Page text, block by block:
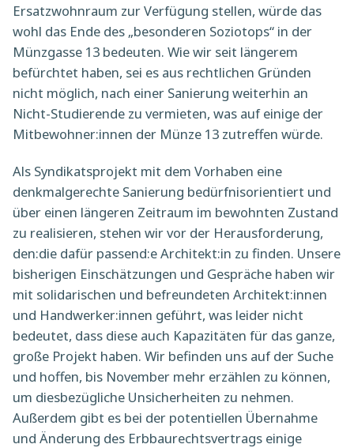
Ersatzwohnraum zur Verfügung stellen, würde das
wohl das Ende des „besonderen Soziotops“ in der
Münzgasse 13 bedeuten. Wie wir seit längerem
befürchtet haben, sei es aus rechtlichen Gründen
nicht möglich, nach einer Sanierung weiterhin an
Nicht-Studierende zu vermieten, was auf einige der
Mitbewohner:innen der Münze 13 zutreffen würde.
Als Syndikatsprojekt mit dem Vorhaben eine
denkmalgerechte Sanierung bedürfnisorientiert und
über einen längeren Zeitraum im bewohnten Zustand
zu realisieren, stehen wir vor der Herausforderung,
den:die dafür passend:e Architekt:in zu finden. Unsere
bisherigen Einschätzungen und Gespräche haben wir
mit solidarischen und befreundeten Architekt:innen
und Handwerker:innen geführt, was leider nicht
bedeutet, dass diese auch Kapazitäten für das ganze,
große Projekt haben. Wir befinden uns auf der Suche
und hoffen, bis November mehr erzählen zu können,
um diesbezügliche Unsicherheiten zu nehmen.
Außerdem gibt es bei der potentiellen Übernahme
und Änderung des Erbbaurechtsvertrags einige